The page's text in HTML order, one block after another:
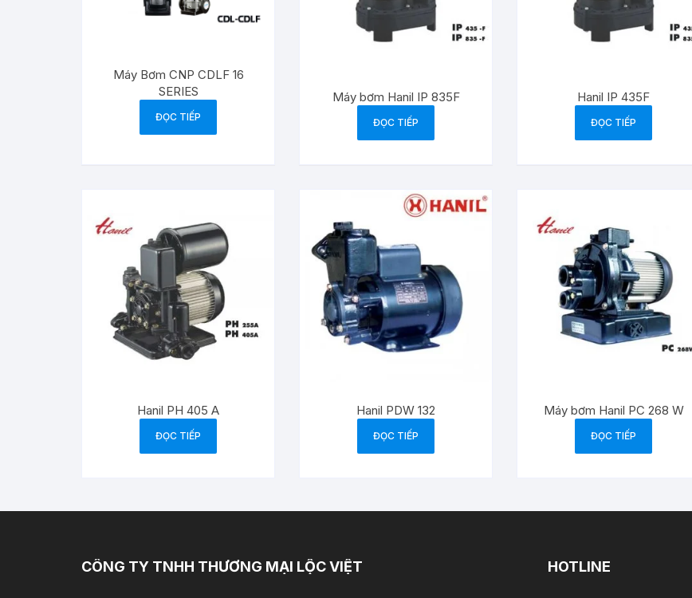
Máy Bơm CNP CDLF 16
SERIES
ĐỌC TIẾP
Máy bơm Hanil IP 835F
ĐỌC TIẾP
Hanil IP 435F
ĐỌC TIẾP
Hanil PH 405 A
ĐỌC TIẾP
Hanil PDW 132
ĐỌC TIẾP
Máy bơm Hanil PC 268 W
ĐỌC TIẾP
CÔNG TY TNHH THƯƠNG MẠI LỘC VIỆT HOTLINE